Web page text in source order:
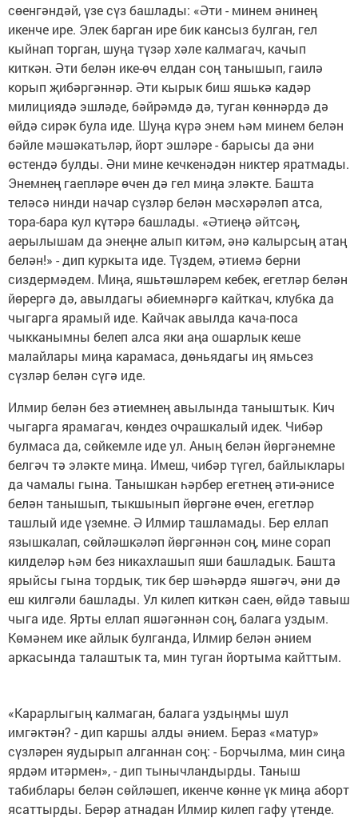
сөенгәндәй, үзе сүз башлады: «Әти - минем әнинең
икенче ире. Элек барган ире бик кансыз булган, гел
кыйнап торган, шуңа түзәр хәле калмагач, качып
киткән. Әти белән ике-өч елдан соң танышып, гаилә
корып җибәргәннәр. Әти кырык биш яшькә кадәр
милициядә эшләде, бәйрәмдә дә, туган көннәрдә дә
өйдә сирәк була иде. Шуңа күрә энем һәм минем белән
бәйле мәшәкатьләр, йорт эшләре - барысы да әни
өстендә булды. Әни мине кечкенәдән никтер яратмады.
Энемнең гаепләре өчен дә гел миңа эләкте. Башта
теләсә нинди начар сүзләр белән мәсхәрәләп атса,
тора-бара кул күтәрә башлады. «Әтиеңә әйтсәң,
аерылышам да энеңне алып китәм, әнә калырсың атаң
белән!» - дип куркыта иде. Түздем, әтиемә берни
сиздермәдем. Миңа, яшьтәшләрем кебек, егетләр белән
йөрергә дә, авылдагы әбиемнәргә кайткач, клубка да
чыгарга ярамый иде. Кайчак авылда кача-поса
чыкканымны белеп алса яки аңа ошарлык кеше
малайлары миңа карамаса, дөньядагы иң ямьсез
сүзләр белән сүгә иде.
Илмир белән без әтиемнең авылында таныштык. Кич
чыгарга ярамагач, көндез очрашкалый идек. Чибәр
булмаса да, сөйкемле иде ул. Аның белән йөргәнемне
белгәч тә эләкте миңа. Имеш, чибәр түгел, байлыклары
да чамалы гына. Танышкан һәрбер егетнең әти-әнисе
белән танышып, тыкшынып йөргәне өчен, егетләр
ташлый иде үземне. Ә Илмир ташламады. Бер еллап
язышкалап, сөйләшкәләп йөргәннән соң, мине сорап
килделәр һәм без никахлашып яши башладык. Башта
ярыйсы гына тордык, тик бер шәһәрдә яшәгәч, әни дә
еш килгәли башлады. Ул килеп киткән саен, өйдә тавыш
чыга иде. Ярты еллап яшәгәннән соң, балага уздым.
Көмәнем ике айлык булганда, Илмир белән әнием
аркасында талаштык та, мин туган йортыма кайттым.
«Карарлыгың калмаган, балага уздыңмы шул
имгәктән? - дип каршы алды әнием. Бераз «матур»
сүзләрен яудырып алганнан соң: - Борчылма, мин сиңа
ярдәм итәрмен», - дип тынычландырды. Таныш
табиблары белән сөйләшеп, икенче көнне үк миңа аборт
ясаттырды. Берәр атнадан Илмир килеп гафу үтенде.